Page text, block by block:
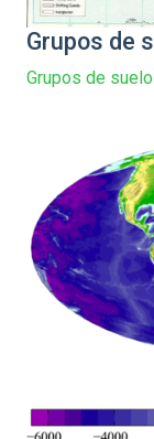
Grupos de
Grupos de